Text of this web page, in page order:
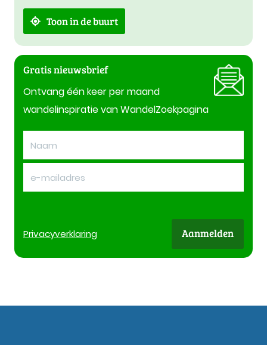
Toon in de buurt
Gratis nieuwsbrief
Ontvang één keer per maand
wandelinspiratie van WandelZoekpagina
Privacyverklaring Aanmelden